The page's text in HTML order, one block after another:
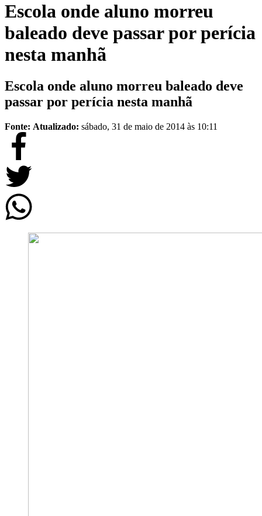
Escola onde aluno morreu
baleado deve passar por perícia
nesta manhã
Escola onde aluno morreu baleado deve
passar por perícia nesta manhã
Fonte: Atualizado: sábado, 31 de maio de 2014 às 10:11